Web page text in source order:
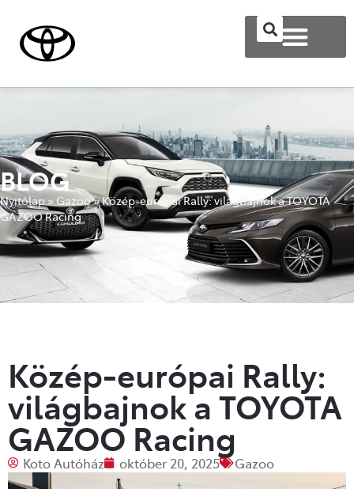
BLOG
Nyitólap»Gazoo»Közép-európai Rally: világbajnok a TOYOTA
GAZOO Racing
Közép-európai Rally:
világbajnok a TOYOTA
GAZOO Racing
Koto Autóház október 20, 2025 Gazoo